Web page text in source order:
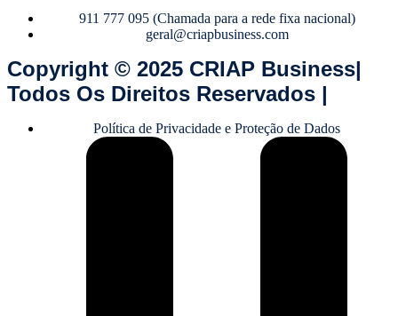
911 777 095 (Chamada para a rede fixa nacional)
geral@criapbusiness.com
Copyright © 2025 CRIAP Business|
Todos Os Direitos Reservados |
Política de Privacidade e Proteção de Dados